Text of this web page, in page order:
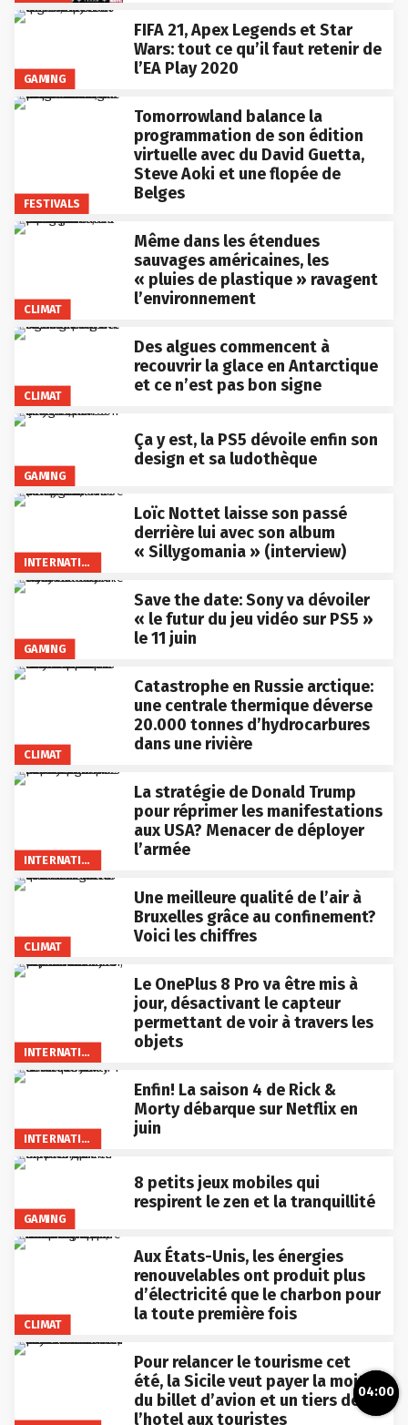
GAMING
FIFA 21, Apex Legends et Star
Wars: tout ce qu’il faut retenir de
l’EA Play 2020
FESTIVALS
Tomorrowland balance la
programmation de son édition
virtuelle avec du David Guetta,
Steve Aoki et une flopée de
Belges
CLIMAT
Même dans les étendues
sauvages américaines, les
« pluies de plastique » ravagent
l’environnement
CLIMAT
Des algues commencent à
recouvrir la glace en Antarctique
et ce n’est pas bon signe
GAMING
Ça y est, la PS5 dévoile enfin son
design et sa ludothèque
INTERNATIONAL
Loïc Nottet laisse son passé
derrière lui avec son album
« Sillygomania » (interview)
GAMING
Save the date: Sony va dévoiler
« le futur du jeu vidéo sur PS5 »
le 11 juin
CLIMAT
Catastrophe en Russie arctique:
une centrale thermique déverse
20.000 tonnes d’hydrocarbures
dans une rivière
INTERNATIONAL
La stratégie de Donald Trump
pour réprimer les manifestations
aux USA? Menacer de déployer
l’armée
CLIMAT
Une meilleure qualité de l’air à
Bruxelles grâce au confinement?
Voici les chiffres
INTERNATIONAL
Le OnePlus 8 Pro va être mis à
jour, désactivant le capteur
permettant de voir à travers les
objets
INTERNATIONAL
Enfin! La saison 4 de Rick &
Morty débarque sur Netflix en
juin
GAMING
8 petits jeux mobiles qui
respirent le zen et la tranquillité
CLIMAT
Aux États-Unis, les énergies
renouvelables ont produit plus
d’électricité que le charbon pour
la toute première fois
Pour relancer le tourisme cet
été, la Sicile veut payer la moitié
du billet d’avion et un tiers de
l’hotel aux touristes
04:00